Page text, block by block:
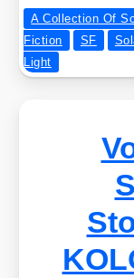
A Collection Of
Fiction
SF
Light